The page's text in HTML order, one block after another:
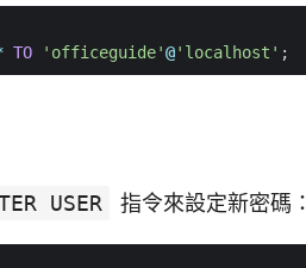
TO 'officeguide'@'localhost' ;
USER 指令來設定新密碼：